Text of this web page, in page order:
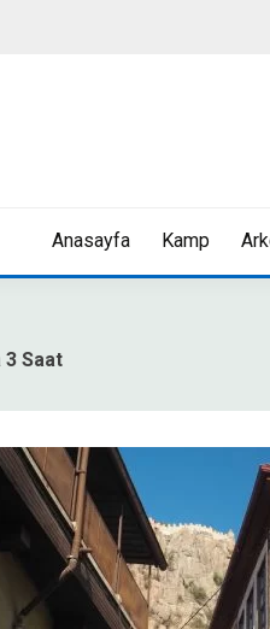
Anasayfa Kamp
3 Saat